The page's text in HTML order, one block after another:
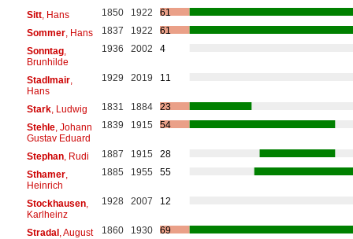
Sitt, Hans 1850 1922
61
Sommer, Hans 1837 1922
61
Sonntag,
Brunhilde
1936 2002 4
Stadlmair,
Hans
1929 2019 11
Stark, Ludwig 1831 1884
23
Stehle, Johann
Gustav Eduard
1839 1915 54
Stephan, Rudi 1887 1915
28
Sthamer,
Heinrich
1885 1955 55
Stockhausen,
Karlheinz
1928 2007 12
Stradal, August 1860 1930
69